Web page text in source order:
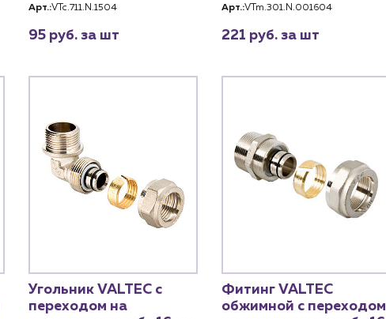
Предприятиям и юр.лицам
Новости
Блог
+7 (918) 070-19-79
Пн – пт: 9:00 – 18:00 г. Краснодар, ул. Российская, 63
Арт.:VTc.711.N.1504
95 руб. за шт
Арт.:VTm.301.N.001604
221 руб. за шт
Угольник VALTEC с
переходом на
Фитинг VALTEC
обжимной с переходом